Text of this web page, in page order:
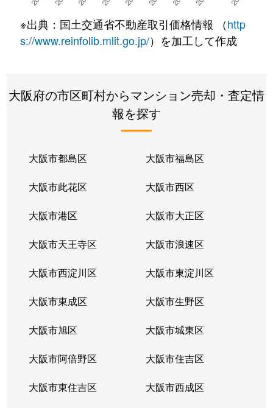
津久野町
2,000万円 津久野
徒歩3
津久野町
3,700万円 津久野
徒歩3
津久野町
2,200万円 津久野
徒歩3
2,900万円
浜寺石津町中
730万円 石津川
浜寺石津町東
950万円 石津川
浜寺公園町
2,500万円 浜寺公園
浜寺昭和町
1,400万円 浜寺公園
浜寺諏訪森町西
1,700万円 諏訪ノ森
※出典：国土交通省不動産取引価格情報 （http
s://www.reinfolib.mlit.go.jp/）を加工して作成
大阪府の市区町村からマンション売却・査定情
報を探す
大阪市都島区 大阪市福島区
大阪市此花区 大阪市西区
大阪市港区 大阪市大正区
大阪市天王寺区 大阪市浪速区
大阪市西淀川区 大阪市東淀川区
大阪市東成区 大阪市生野区
大阪市旭区 大阪市城東区
大阪市阿倍野区 大阪市住吉区
大阪市東住吉区 大阪市西成区